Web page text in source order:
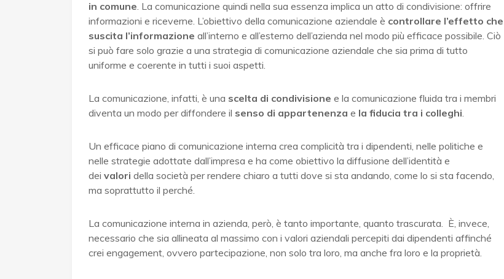
in comune. La comunicazione quindi nella sua essenza implica un atto di condivisione: offrire
informazioni e riceverne. L’obiettivo della comunicazione aziendale è controllare l’effetto che
suscita l’informazione all’interno e all’esterno dell’azienda nel modo più efficace possibile. Ciò
si può fare solo grazie a una strategia di comunicazione aziendale che sia prima di tutto
uniforme e coerente in tutti i suoi aspetti.
La comunicazione, infatti, è una scelta di condivisione e la comunicazione fluida tra i membri
diventa un modo per diffondere il senso di appartenenza e la fiducia tra i colleghi.
Un efficace piano di comunicazione interna crea complicità tra i dipendenti, nelle politiche e
nelle strategie adottate dall’impresa e ha come obiettivo la diffusione dell’identità e
dei valori della società per rendere chiaro a tutti dove si sta andando, come lo si sta facendo,
ma soprattutto il perché.
La comunicazione interna in azienda, però, è tanto importante, quanto trascurata. È, invece,
necessario che sia allineata al massimo con i valori aziendali percepiti dai dipendenti affinché
crei engagement, ovvero partecipazione, non solo tra loro, ma anche fra loro e la proprietà.